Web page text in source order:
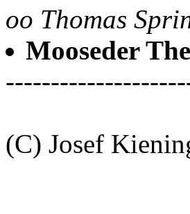
oo Thomas
Mooseder
(C) Josef